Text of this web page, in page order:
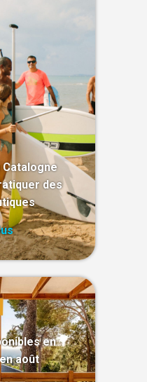
Catalogne
des
en
août